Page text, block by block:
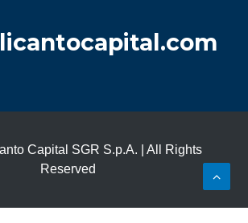
Capital SGR S.p.A. | All Rights
Reserved